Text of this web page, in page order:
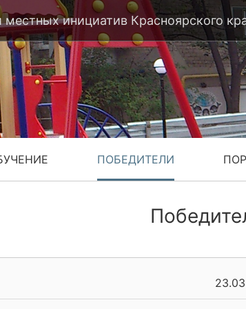
инициатив Красноярского
ПОБЕДИТЕЛИ